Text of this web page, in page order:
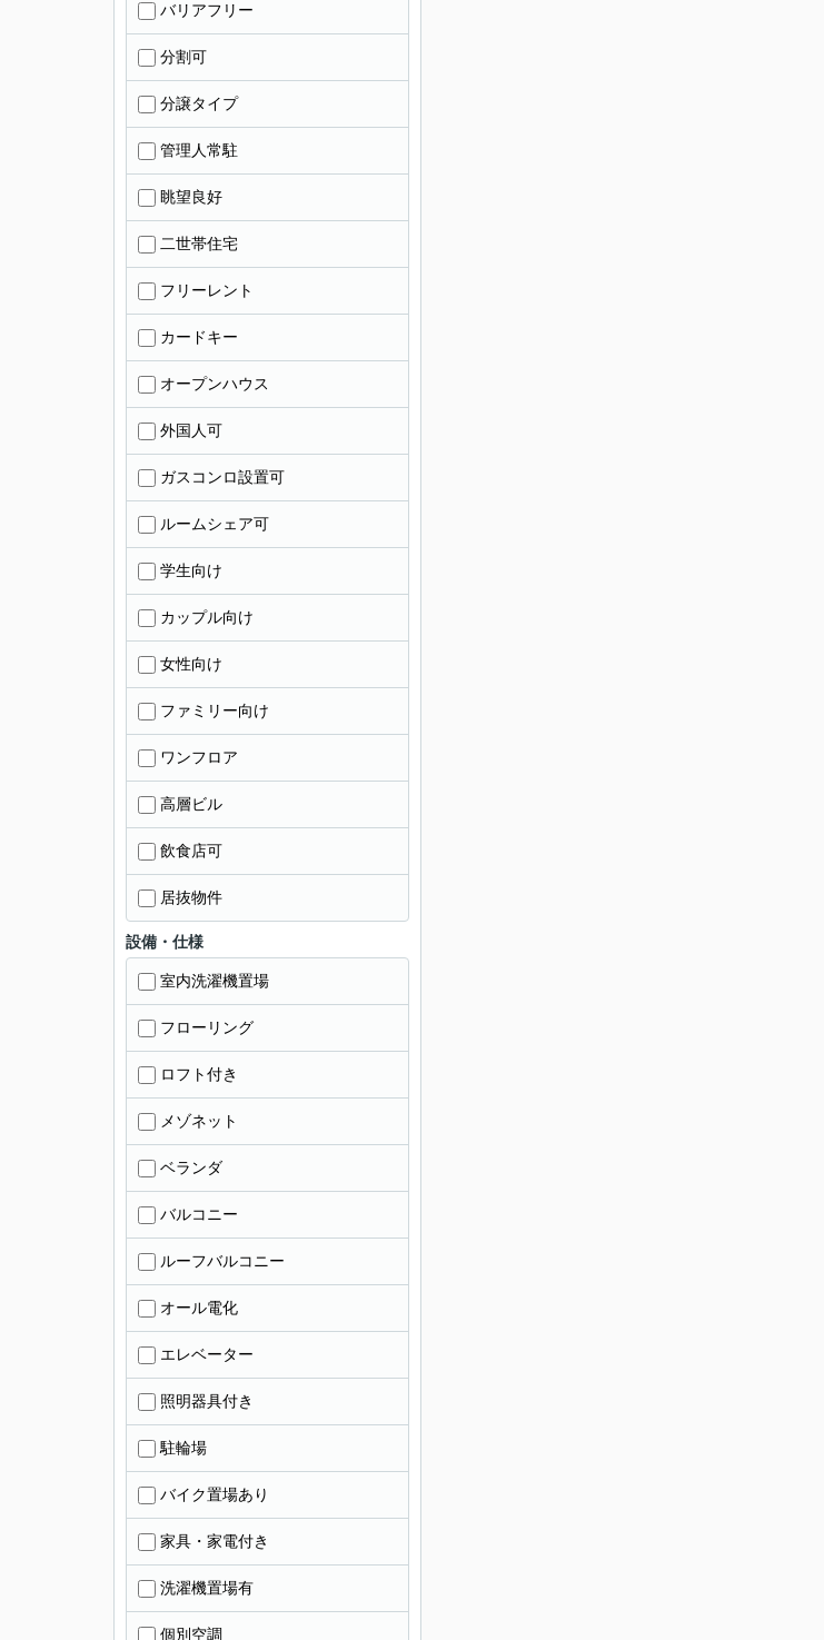
バリアフリー
分割可
分譲タイプ
管理人常駐
眺望良好
二世帯住宅
フリーレント
カードキー
オープンハウス
外国人可
ガスコンロ設置可
ルームシェア可
学生向け
カップル向け
女性向け
ファミリー向け
ワンフロア
高層ビル
飲食店可
居抜物件
設備・仕様
室内洗濯機置場
フローリング
ロフト付き
メゾネット
ベランダ
バルコニー
ルーフバルコニー
オール電化
エレベーター
照明器具付き
駐輪場
バイク置場あり
家具・家電付き
洗濯機置場有
個別空調